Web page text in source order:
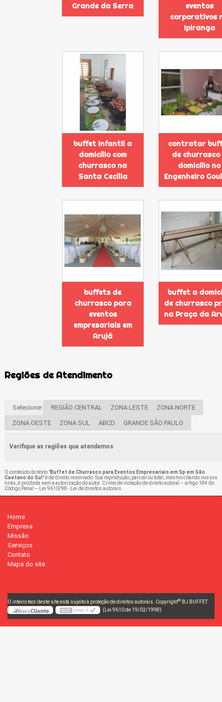
Grande da Serra
eventos
corporativos
Ipiranga
buffet infantil a
domicílio com
churrasco na
Santa Cecília
contratar
de churrasco
domicílio no
Engenheiro
buffets de
churrasco para
eventos
empresariais em
Arujá
buffet a
de churrasco
na Praça da
Regiões de Atendimento
Selecione: REGIÃO CENTRAL ZONA LESTE ZONA NORTE
ZONA OESTE ZONA SUL ABCD GRANDE SÃO PAULO
Verifique as regiões que atendemos
O conteúdo do texto "Buffet de Churrasco para Eventos Empresariais em Sp em São
Caetano do Sul " é de direito reservado. Sua reprodução, parcial ou total, mesmo citando nossos
links, é proibida sem a autorização do autor. Crime de violação de direito autoral – artigo 184 do
Código Penal –
Lei 9610/98 - Lei de direitos autorais
Home
Empresa
Missão
Serviços
Contato
Mapa do site
O inteiro teor deste site está sujeito à proteção de direitos autorais. Copyright© BJ BUFFET
(Lei 9610 de 19/02/1998)